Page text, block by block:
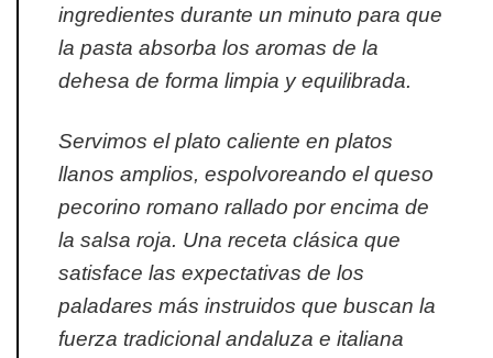
ingredientes durante un minuto para que
la pasta absorba los aromas de la
dehesa de forma limpia y equilibrada.
Servimos el plato caliente en platos
llanos amplios, espolvoreando el queso
pecorino romano rallado por encima de
la salsa roja. Una receta clásica que
satisface las expectativas de los
paladares más instruidos que buscan la
fuerza tradicional andaluza e italiana